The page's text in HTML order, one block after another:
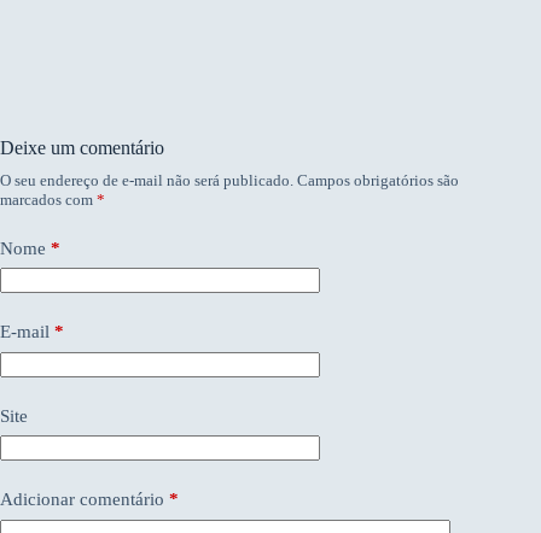
Deixe um comentário
O seu endereço de e-mail não será publicado. Campos obrigatórios são
marcados com *
Nome *
E-mail *
Site
Adicionar comentário *